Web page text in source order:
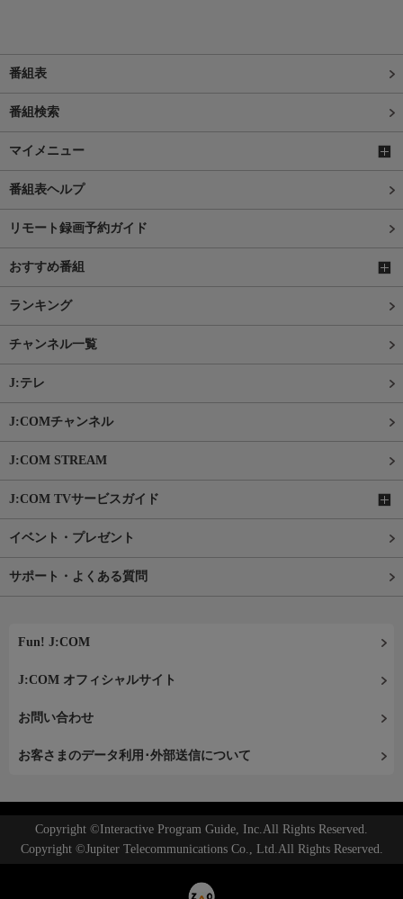
番組表
番組検索
マイメニュー
番組表ヘルプ
リモート録画予約ガイド
おすすめ番組
ランキング
チャンネル一覧
J:テレ
J:COMチャンネル
J:COM STREAM
J:COM TVサービスガイド
イベント・プレゼント
サポート・よくある質問
Fun! J:COM
J:COM オフィシャルサイト
お問い合わせ
お客さまのデータ利用･外部送信について
Copyright ©Interactive Program Guide, Inc.All Rights Reserved.
Copyright ©Jupiter Telecommunications Co., Ltd.All Rights Reserved.